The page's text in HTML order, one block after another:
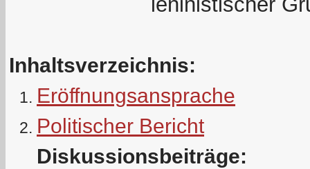
Inhaltsverzeichnis:
Eröffnungsansprache
Politischer Bericht
Diskussionsbeiträge: